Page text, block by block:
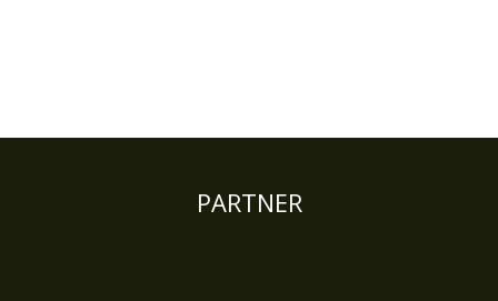
PARTNER